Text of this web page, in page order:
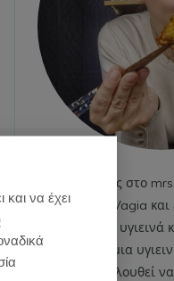
Καλωσήρθες στο
η Emily Vagia και
χαρούμενα, υγιεινά
ακολουθώ μια
και εξακολουθεί
να έχει